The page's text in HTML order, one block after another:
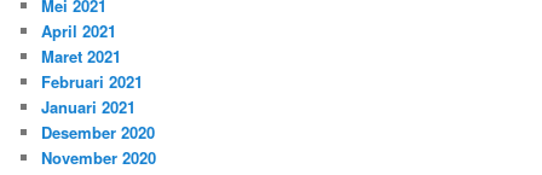
Mei 2021
April 2021
Maret 2021
Februari 2021
Januari 2021
Desember 2020
November 2020